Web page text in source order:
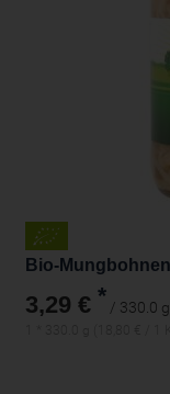
3,29 € * / 330.0 g